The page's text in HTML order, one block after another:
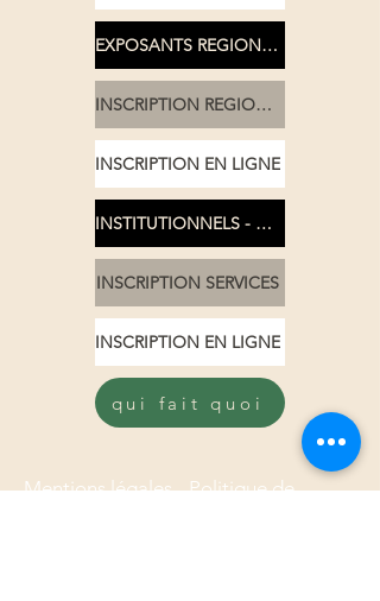
EXPOSANTS REGIONAUX
INSCRIPTION REGIONAUX
INSCRIPTION EN LIGNE
INSTITUTIONNELS - SERVICES
INSCRIPTION SERVICES
INSCRIPTION EN LIGNE
qui fait quoi
Mentions légales - Politique de